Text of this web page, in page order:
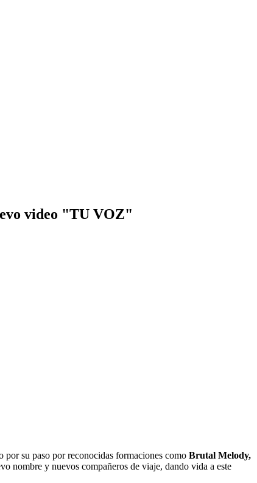
video "TU VOZ"
por su paso por reconocidas formaciones como Brutal Melody,
nombre y nuevos compañeros de viaje, dando vida a este